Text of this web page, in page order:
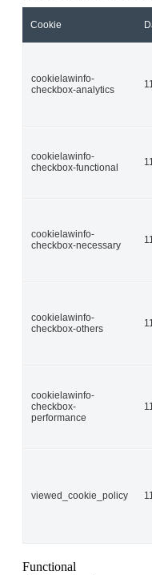
Cookie
cookielawinfo-
checkbox-analytics
cookielawinfo-
checkbox-functional
cookielawinfo-
checkbox-necessary
cookielawinfo-
checkbox-others
cookielawinfo-
checkbox-
performance
viewed_cookie_policy
Functional